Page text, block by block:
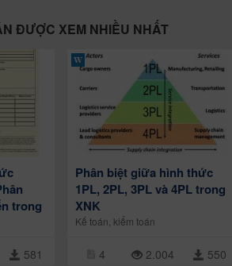
ĐƯỢC XEM NHIỀU NHẤT
trong
581
Phân biệt giữa hình thức
1PL, 2PL, 3PL và 4PL trong
XNK
Kế toán, kiểm toán
4 2.004 550